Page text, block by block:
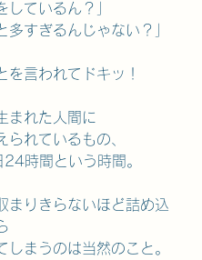
しているん？」
多すぎるんじゃない？」
を言われてドキッ！
まれた人間に
られているもの、
時間という時間。
まりきらないほど詰め込
しまうのは当然のこと。